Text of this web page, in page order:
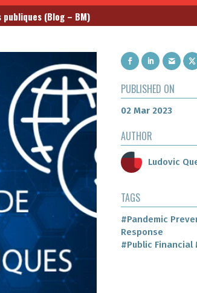
(Blog – BM)
PUBLISHED ON
02 Mar 2023
AUTHOR
Ludovic
TAGS
#Pandemic
Response
#Public Financial